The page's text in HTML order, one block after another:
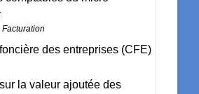
des entreprises (CFE)
la valeur ajoutée des